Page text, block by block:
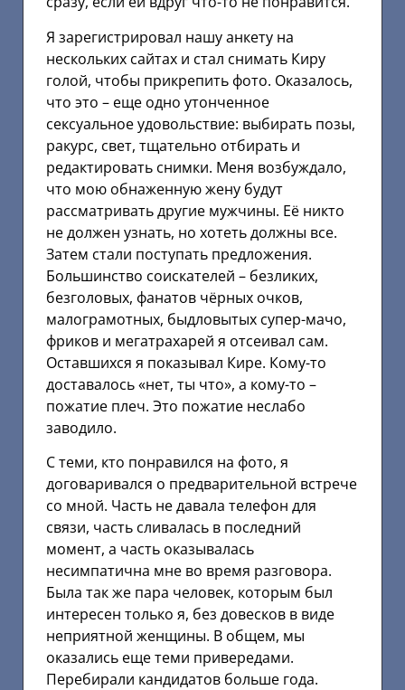
Я зарегистрировал нашу анкету на
нескольких сайтах и стал снимать Киру
голой, чтобы прикрепить фото. Оказалось,
что это – еще одно утонченное
сексуальное удовольствие: выбирать позы,
ракурс, свет, тщательно отбирать и
редактировать снимки. Меня возбуждало,
что мою обнаженную жену будут
рассматривать другие мужчины. Её никто
не должен узнать, но хотеть должны все.
Затем стали поступать предложения.
Большинство соискателей – безликих,
безголовых, фанатов чёрных очков,
малограмотных, быдловытых супер-мачо,
фриков и мегатрахарей я отсеивал сам.
Оставшихся я показывал Кире. Кому-то
доставалось «нет, ты что», а кому-то –
пожатие плеч. Это пожатие неслабо
заводило.
С теми, кто понравился на фото, я
договаривался о предварительной встрече
со мной. Часть не давала телефон для
связи, часть сливалась в последний
момент, а часть оказывалась
несимпатична мне во время разговора.
Была так же пара человек, которым был
интересен только я, без довесков в виде
неприятной женщины. В общем, мы
оказались еще теми привередами.
Перебирали кандидатов больше года.